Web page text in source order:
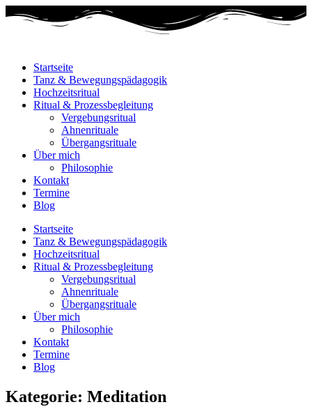
Startseite
Tanz & Bewegungspädagogik
Hochzeitsritual
Ritual & Prozessbegleitung
Vergebungsritual
Ahnenrituale
Übergangsrituale
Über mich
Philosophie
Kontakt
Termine
Blog
Startseite
Tanz & Bewegungspädagogik
Hochzeitsritual
Ritual & Prozessbegleitung
Vergebungsritual
Ahnenrituale
Übergangsrituale
Über mich
Philosophie
Kontakt
Termine
Blog
Kategorie: Meditation